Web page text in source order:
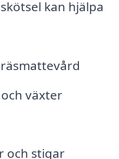
kan hjälpa
växter
och stigar